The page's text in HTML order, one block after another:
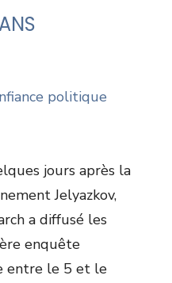
politique
jours après la
Jelyazkov,
a diffusé les
enquête
entre le 5 et le